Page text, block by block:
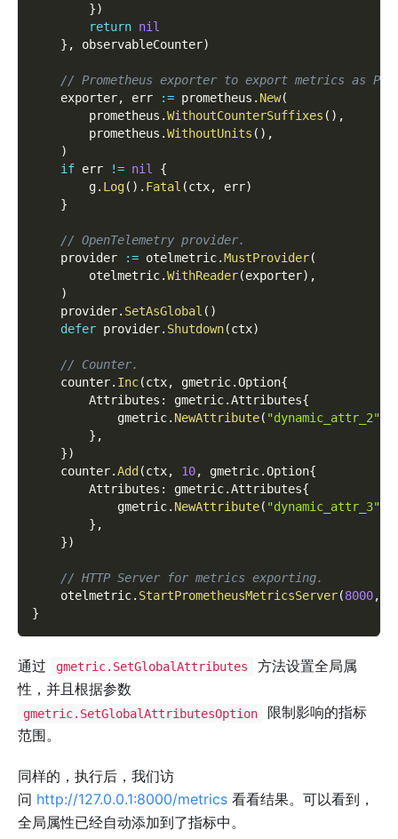
})
return nil
} , observableCounter)
// Prometheus exporter to export metrics as
    exporter
, err := prometheus . New(
        prometheus
.WithoutCounterSuffixes ( ) ,
        prometheus
.WithoutUnits ( ) ,
)
if err != nil
{
        g
. Log( ) . Fatal (ctx, err)
}
// OpenTelemetry provider.
    provider
:= otelmetric.MustProvider(
        otelmetric
.WithReader(exporter) ,
)
    provider
. SetAsGlobal ( )
defer provider. Shutdown(ctx)
// Counter.
    counter
. Inc(ctx, gmetric.Option{
        Attributes
: gmetric.Attributes{
            gmetric
. NewAttribute( "dynamic_attr_2"
} ,
})
    counter
.Add (ctx, 10, gmetric.Option{
        Attributes
: gmetric.Attributes{
            gmetric
. NewAttribute( "dynamic_attr_3"
} ,
})
// HTTP Server for metrics exporting.
    otelmetric
. StartPrometheusMetricsServer(8000,
}
通过 gmetric.SetGlobalAttributes
方法设置全局属
性，并且根据参数
gmetric.SetGlobalAttributesOption
限制影响的指标
范围。
同样的，执行后，我们访
问 http://127.0.0.1:8000/metrics 看看结果。可以看到，
全局属性已经自动添加到了指标中。